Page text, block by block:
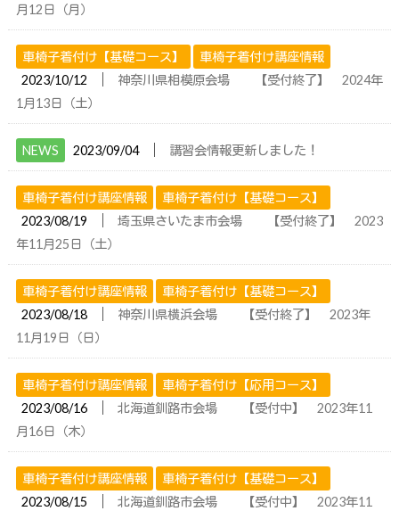
月12日（月）
車椅子着付け【基礎コース】
車椅子着付け講座情報
2023/10/12
神奈川県相模原会場 【受付終了】 2024年
1月13日（土）
NEWS 2023/09/04 講習会情報更新しました！
車椅子着付け講座情報
車椅子着付け【基礎コース】
2023/08/19
埼玉県さいたま市会場 【受付終了】 2023
年11月25日（土）
車椅子着付け講座情報
車椅子着付け【基礎コース】
2023/08/18
神奈川県横浜会場 【受付終了】 2023年
11月19日（日）
車椅子着付け講座情報
車椅子着付け【応用コース】
2023/08/16
北海道釧路市会場 【受付中】 2023年11
月16日（木）
車椅子着付け講座情報
車椅子着付け【基礎コース】
2023/08/15
北海道釧路市会場 【受付中】 2023年11